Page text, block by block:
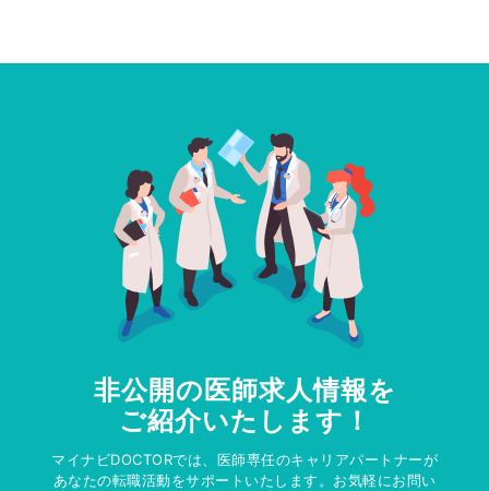
非公開の医師求人情報を
ご紹介いたします！
マイナビDOCTORでは、医師専任のキャリアパートナーが
あなたの転職活動をサポートいたします。お気軽にお問い